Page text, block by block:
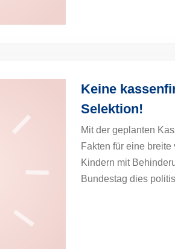
Keine
Selektion!
Mit der geplanten
Fakten für eine
Kindern mit
Bundestag dies